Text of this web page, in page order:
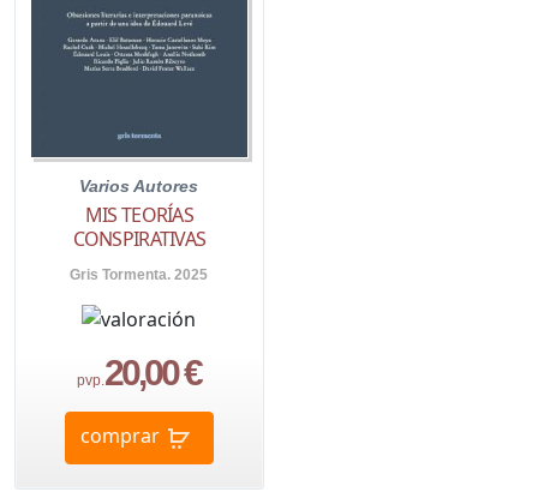
Varios Autores
MIS TEORÍAS
CONSPIRATIVAS
Gris Tormenta. 2025
pvp. 20,00 €
comprar